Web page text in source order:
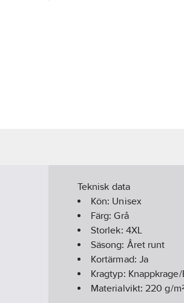
Teknisk data
Kön: Unisex
Färg:Grå
Storlek: 4XL
Säsong: Året runt
Kortärmad: Ja
Kragtyp:
Materialvikt:220 g/